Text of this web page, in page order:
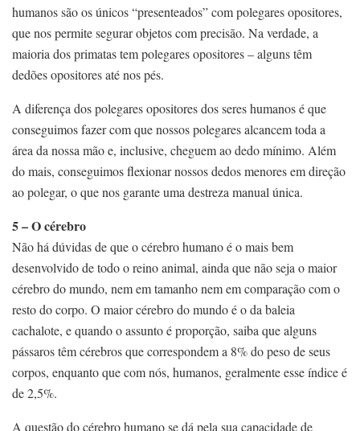
humanos são os únicos “presenteados” com polegares opositores,
que nos permite segurar objetos com precisão. Na verdade, a
maioria dos primatas tem polegares opositores – alguns têm
dedões opositores até nos pés.
A diferença dos polegares opositores dos seres humanos é que
conseguimos fazer com que nossos polegares alcancem toda a
área da nossa mão e, inclusive, cheguem ao dedo mínimo. Além
do mais, conseguimos flexionar nossos dedos menores em direção
ao polegar, o que nos garante uma destreza manual única.
5 – O cérebro
Não há dúvidas de que o cérebro humano é o mais bem
desenvolvido de todo o reino animal, ainda que não seja o maior
cérebro do mundo, nem em tamanho nem em comparação com o
resto do corpo. O maior cérebro do mundo é o da baleia
cachalote, e quando o assunto é proporção, saiba que alguns
pássaros têm cérebros que correspondem a 8% do peso de seus
corpos, enquanto que com nós, humanos, geralmente esse índice é
de 2,5%.
A questão do cérebro humano se dá pela sua capacidade de